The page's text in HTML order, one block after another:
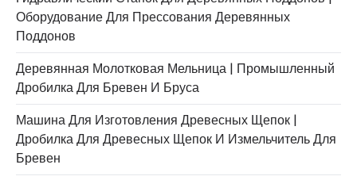
Оборудование Для Прессования Деревянных
Поддонов
Деревянная Молотковая Мельница | Промышленный
Дробилка Для Бревен И Бруса
Машина Для Изготовления Древесных Щепок |
Дробилка Для Древесных Щепок И Измельчитель Для
Бревен